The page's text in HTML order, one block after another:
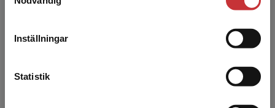
Inställningar
Statistik
att kunna slutföra ett köp måste
boken: Hur ska vi förstå olikhet och avvikelse?